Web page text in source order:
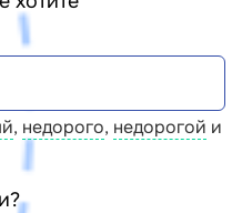
, недорого, недорогой и